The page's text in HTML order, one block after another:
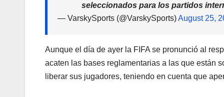
seleccionados para los partidos
— VarskySports (@VarskySports)August 25,
Aunque el día de ayer la FIFA se pronunció al
acaten las bases reglamentarias a las que están
liberar sus jugadores, teniendo en cuenta que